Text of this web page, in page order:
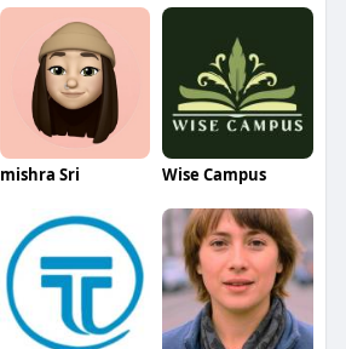
mishra Sri Wise Campus